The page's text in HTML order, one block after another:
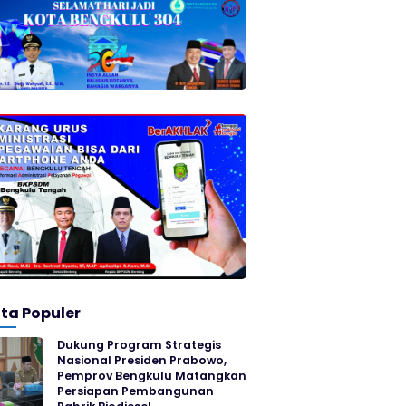
Populer
Dukung Program Strategis
Nasional Presiden Prabowo,
Pemprov Bengkulu Matangkan
Persiapan Pembangunan